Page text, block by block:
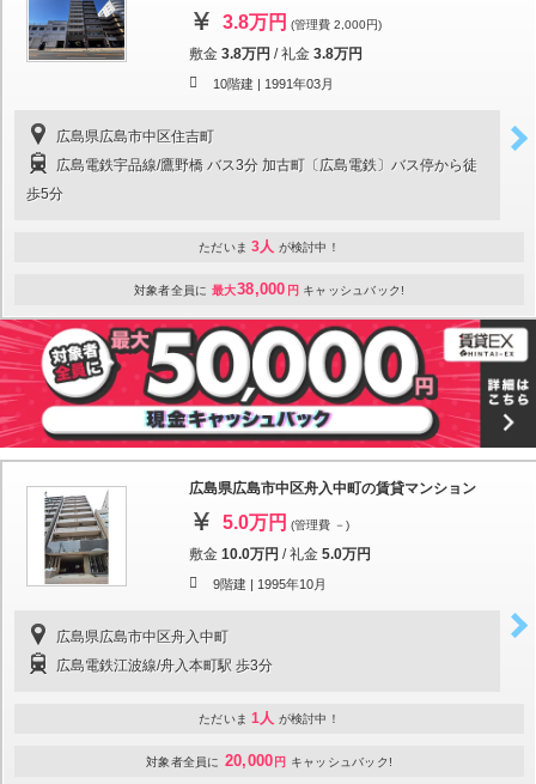
3.8万円 (管理費 2,000円)
敷金 3.8万円 /礼金 3.8万円
10階建 | 1991年03月
広島県広島市中区住吉町
広島電鉄宇品線/鷹野橋 バス3分 加古町〔広島電鉄〕バス停から徒
歩5分
ただいま 3人 が検討中！
対象者全員に 最大38,000 円 キャッシュバック!
広島県広島市中区舟入中町の賃貸マンション
5.0万円 (管理費 －)
敷金 10.0万円 /礼金 5.0万円
9階建 | 1995年10月
広島県広島市中区舟入中町
広島電鉄江波線/舟入本町駅 歩3分
ただいま 1人 が検討中！
対象者全員に 20,000 円 キャッシュバック!